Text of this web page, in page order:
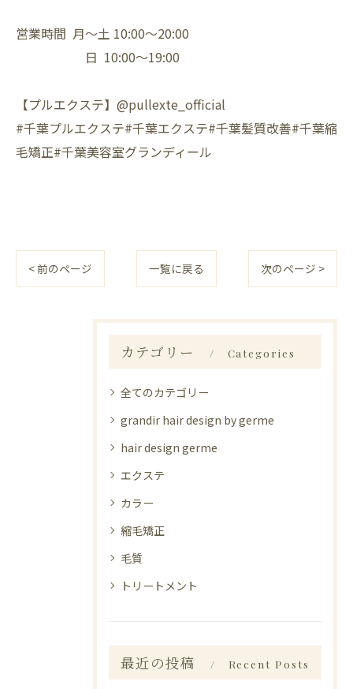
営業時間 月〜土 10:00〜20:00⁡
日 10:00〜19:00⁡
【プルエクステ】@pullexte_official⁡
⁡#千葉プルエクステ#千葉エクステ#千葉髪質改善#千葉縮
毛矯正#千葉美容室グランディール
< 前のページ 一覧に戻る 次のページ >
カテゴリー Categories
全てのカテゴリー
grandir hair design by germe
hair design germe
エクステ
カラー
縮毛矯正
毛質
トリートメント
最近の投稿 Recent Posts